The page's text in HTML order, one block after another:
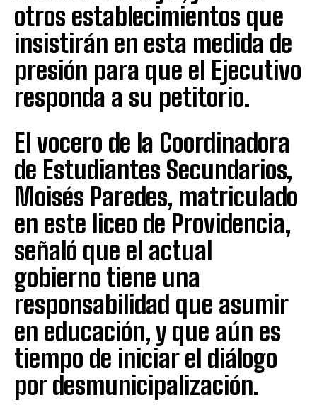
otros establecimientos que
insistirán en esta medida de
presión para que el Ejecutivo
responda a su petitorio.
El vocero de la Coordinadora
de Estudiantes Secundarios,
Moisés Paredes, matriculado
en este liceo de Providencia,
señaló que el actual
gobierno tiene una
responsabilidad que asumir
en educación, y que aún es
tiempo de iniciar el diálogo
por desmunicipalización.